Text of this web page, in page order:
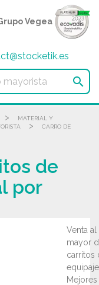
Vegea

>
MATERIAL Y
>
CARRO DE
de
por
Venta
mayor
carritos
Mejores